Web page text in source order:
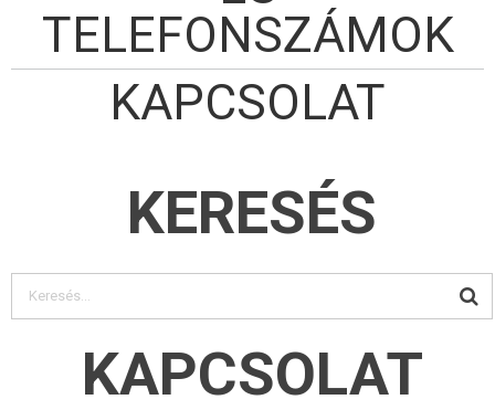
TELEFONSZÁMOK
KAPCSOLAT
KERESÉS
KAPCSOLAT